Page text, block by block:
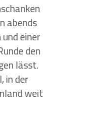
abends
einer
den
lässt.
in der
weit